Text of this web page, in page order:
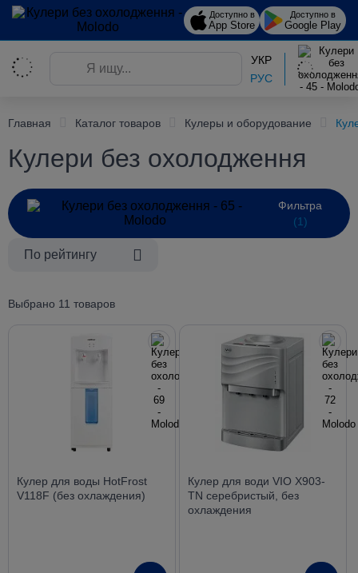
Доступно в
App Store
Доступно в
Google Play
УКР
РУС
Главная Каталог товаров Кулеры и оборудование
Кулери без охолодження
Фильтра
(1)
По рейтингу
Выбрано 11 товаров
Кулер для воды HotFrost
V118F (без охлаждения)
Кулер для води VIO X903-
TN серебристый, без
охлаждения